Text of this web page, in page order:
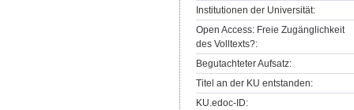
Institutionen der Universität:
Open Access: Freie Zugänglichkeit
des Volltexts?:
Begutachteter Aufsatz:
Titel an der KU entstanden:
KU.edoc-ID: